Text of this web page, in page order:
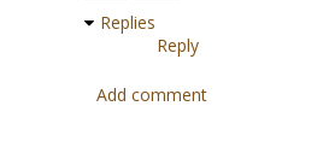
Replies
Reply
Add comment